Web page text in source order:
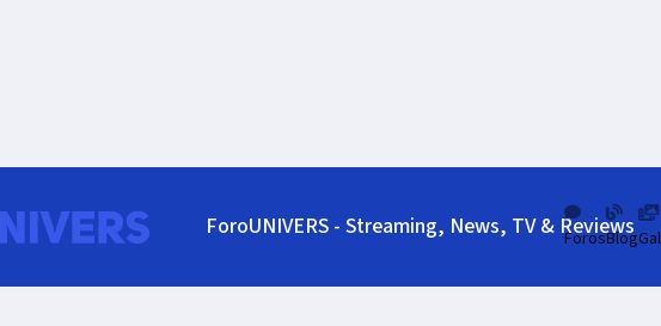
ForoUNIVERS - Streaming, News, TV & Reviews
ForosBlog